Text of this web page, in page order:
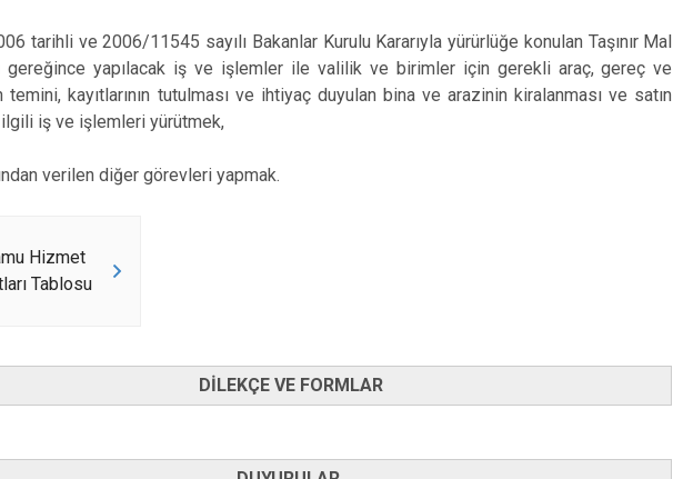
tarihli ve 2006/11545 sayılı Bakanlar Kurulu Kararıyla yürürlüğe konulan Taşınır Mal
gereğince yapılacak iş ve işlemler ile valilik ve birimler için gerekli araç, gereç ve
temini, kayıtlarının tutulması ve ihtiyaç duyulan bina ve arazinin kiralanması ve satın
ilgili iş ve işlemleri yürütmek,
verilen diğer görevleri yapmak.
Hizmet
Tablosu
DİLEKÇE VE FORMLAR